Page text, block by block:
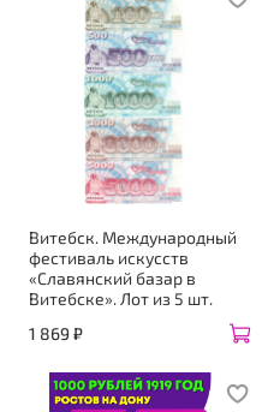
Витебск. Международный
фестиваль искусств
«Славянский базар в
Витебске». Лот из 5 шт.
1 869 ₽